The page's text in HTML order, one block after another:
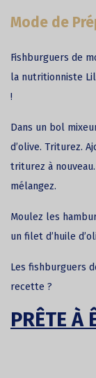
Mode de
Fishburguers de
la nutritionniste
!
Dans un bol
d’olive. Triturez.
triturez à
mélangez.
Moulez les
un filet d’huile
Les fishburguers
recette ?
PRÊTE À